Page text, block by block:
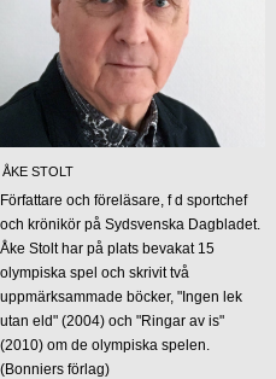
ÅKE STOLT
Författare och föreläsare, f d sportchef
och krönikör på Sydsvenska Dagbladet.
Åke Stolt har på plats bevakat 15
olympiska spel och skrivit två
uppmärksammade böcker, "Ingen lek
utan eld" (2004) och "Ringar av is"
(2010) om de olympiska spelen.
(Bonniers förlag)